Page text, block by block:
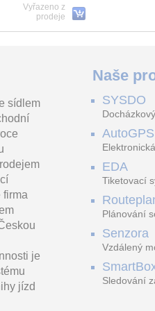
ústřednám Esprit zdarma.
Pomocí softwaru je možné
Vyřazeno z
prodeje
proximity
pro MDRT5
sídlem
firma
je
jízd
Naše
SYSDO
AutoGPS
EDA
Tiketovací
Plánování
Senzora
Vzdálený
Sledování